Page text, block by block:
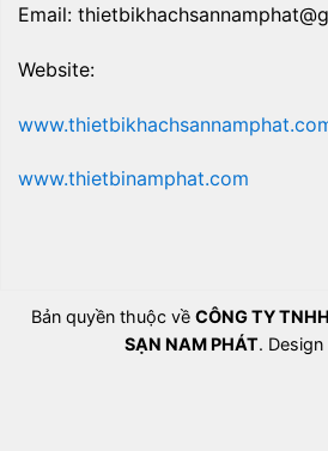
Email:
Website:
www.thietbinamphat.com
Bản quyền thuộc về CÔNG TY
SẠN NAM PHÁT. Design